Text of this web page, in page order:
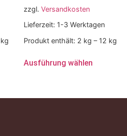
kg
zzgl. Versandkosten
Lieferzeit: 1-3 Werktagen
Produkt enthält: 2 kg – 12 kg
Ausführung wählen